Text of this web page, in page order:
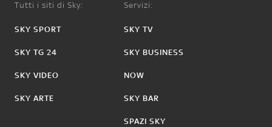
Tutti i siti di Sky:
SKY SPORT
SKY TG 24
SKY VIDEO
SKY ARTE
Servizi:
SKY TV
SKY BUSINESS
NOW
SKY BAR
SPAZI SKY